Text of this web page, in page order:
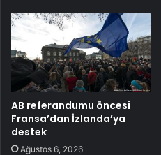
AB referandumu öncesi
Fransa’dan İzlanda’ya
destek
Ağustos 6, 2026